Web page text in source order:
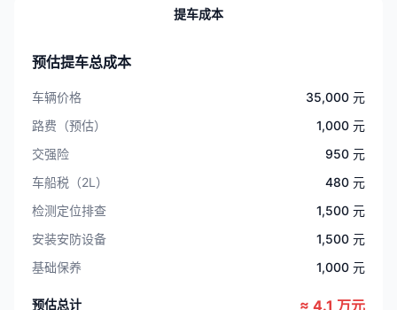
提车成本
预估提车总成本
车辆价格
35,000 元
路费（预估）
1,000 元
交强险
950 元
车船税（2L）
480 元
检测定位排查
1,500 元
安装安防设备
1,500 元
基础保养
1,000 元
预估总计 ≈ 4.1 万元